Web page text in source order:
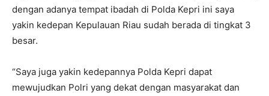
dengan adanya tempat ibadah di Polda Kepri ini saya
yakin kedepan Kepulauan Riau sudah berada di tingkat 3
besar.
“Saya juga yakin kedepannya Polda Kepri dapat
mewujudkan Polri yang dekat dengan masyarakat dan